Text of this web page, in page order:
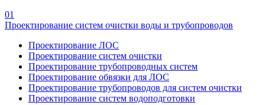
01
Проектирование систем очистки воды и трубопроводов
Проектирование ЛОС
Проектирование систем очистки
Проектирование трубопроводных систем
Проектирование обвязки для ЛОС
Проектирование трубопроводов для систем очистки
Проектирование систем водоподготовки